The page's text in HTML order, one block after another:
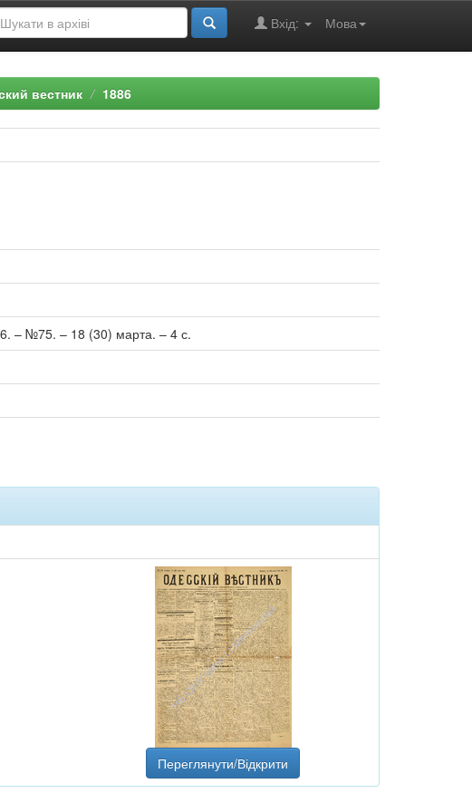
Мова
Вхід:
вестник 1886
– №75. – 18 (30) марта. – 4 с.
Переглянути/Відкрити